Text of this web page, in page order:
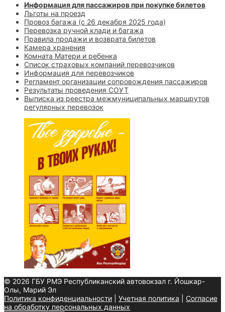
Информация для пассажиров при покупке билетов
Льготы на проезд
Провоз багажа (с 26 декабря 2025 года)
Перевозка ручной клади и багажа
Правила продажи и возврата билетов
Камера хранения
Комната Матери и ребенка
Список страховых компаний перевозчиков
Информация для перевозчиков
Регламент организации сопровождения пассажиров
Результаты проведения СОУТ
Выписка из реестра межмуниципальных маршрутов
регулярных перевозок
© 2026 ГБУ РМЭ Республиканский автовокзал г. Йошкар-
Олы, Марий Эл
Политика конфиденциальности
Учетная политика
Согласие
на обработку персональных данных